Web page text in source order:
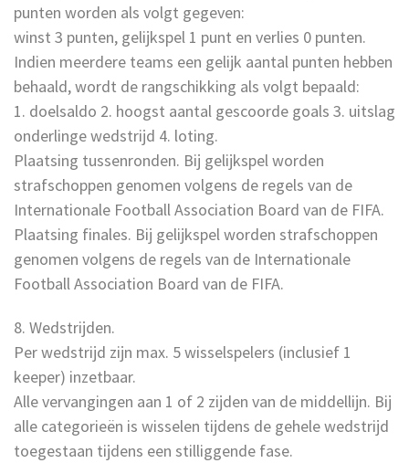
punten worden als volgt gegeven:
winst 3 punten, gelijkspel 1 punt en verlies 0 punten.
Indien meerdere teams een gelijk aantal punten hebben
behaald, wordt de rangschikking als volgt bepaald:
1. doelsaldo 2. hoogst aantal gescoorde goals 3. uitslag
onderlinge wedstrijd 4. loting.
Plaatsing tussenronden. Bij gelijkspel worden
strafschoppen genomen volgens de regels van de
Internationale Football Association Board van de FIFA.
Plaatsing finales. Bij gelijkspel worden strafschoppen
genomen volgens de regels van de Internationale
Football Association Board van de FIFA.
8. Wedstrijden.
Per wedstrijd zijn max. 5 wisselspelers (inclusief 1
keeper) inzetbaar.
Alle vervangingen aan 1 of 2 zijden van de middellijn. Bij
alle categorieën is wisselen tijdens de gehele wedstrijd
toegestaan tijdens een stilliggende fase.